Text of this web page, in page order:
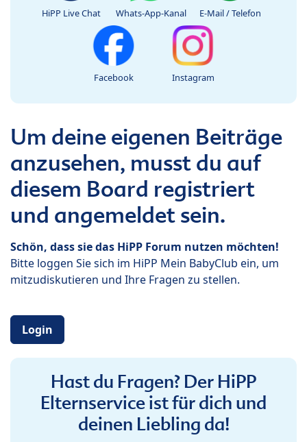
HiPP Live Chat Whats-App-Kanal E-Mail / Telefon
Facebook Instagram
Um deine eigenen Beiträge
anzusehen, musst du auf
diesem Board registriert
und angemeldet sein.
Schön, dass sie das HiPP Forum nutzen möchten!
Bitte loggen Sie sich im HiPP Mein BabyClub ein, um
mitzudiskutieren und Ihre Fragen zu stellen.
Login
Hast du Fragen? Der HiPP
Elternservice ist für dich und
deinen Liebling da!